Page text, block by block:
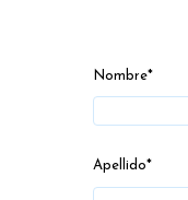
Nombre*
Apellido*